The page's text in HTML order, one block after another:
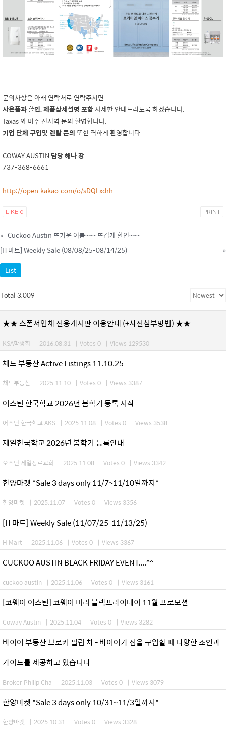
문의사항은 아래 연락처로 연락주시면
사은품과 할인, 제품상세설명 포함자세한 안내드리도록 하겠습니다.
Taxas 와 미주 전지역 문의 환영합니다.
기업 단체 구입및 렌탈 문의또한 격하게 환영합니다.
COWAY AUSTIN 담당 해나 장
737-368-6661
http://open.kakao.com/o/sDQLxdrh
LIKE 0 PRINT
« Cuckoo Austin 뜨거운 여름~~~ 뜨겁게 할인~~~
[H 마트] Weekly Sale (08/08/25-08/14/25)
»
List
Total 3,009
★★ 스폰서업체 전용게시판 이용안내 (+사진첨부방법) ★★
KSA학생회 | 2016.08.31 | Votes 0 | Views 129530
채드 부동산 Active Listings 11.10.25
채드부동산 | 2025.11.10 | Votes 0 | Views 3387
어스틴 한국학교 2026년 봄학기 등록 시작
어스틴 한국학교 AKS | 2025.11.08 | Votes 0 | Views 3538
제일한국학교 2026년 봄학기 등록안내
오스틴 제일장로교회 | 2025.11.08 | Votes 0 | Views 3342
한양마켓 *Sale 3 days only 11/7~11/10일까지*
한양마켓 | 2025.11.07 | Votes 0 | Views 3356
[H 마트] Weekly Sale (11/07/25-11/13/25)
H Mart | 2025.11.06 | Votes 0 | Views 3367
CUCKOO AUSTIN BLACK FRIDAY EVENT....^^
cuckoo austin | 2025.11.06 | Votes 0 | Views 3161
[코웨이 어스틴] 코웨이 미리 블랙프라이데이 11월 프로모션
Coway Austin | 2025.11.04 | Votes 0 | Views 3282
바이어 부동산 브로커 필립 차 - 바이어가 집을 구입할 때 다양한 조언과
가이드를 제공하고 있습니다
Broker Philip Cha | 2025.11.03 | Votes 0 | Views 3079
한양마켓 *Sale 3 days only 10/31~11/3일까지*
한양마켓 | 2025.10.31 | Votes 0 | Views 3328